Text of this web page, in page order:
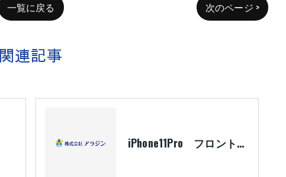
一覧に戻る 次のページ >
関連記事
iPhone11Pro フロントパネル交換